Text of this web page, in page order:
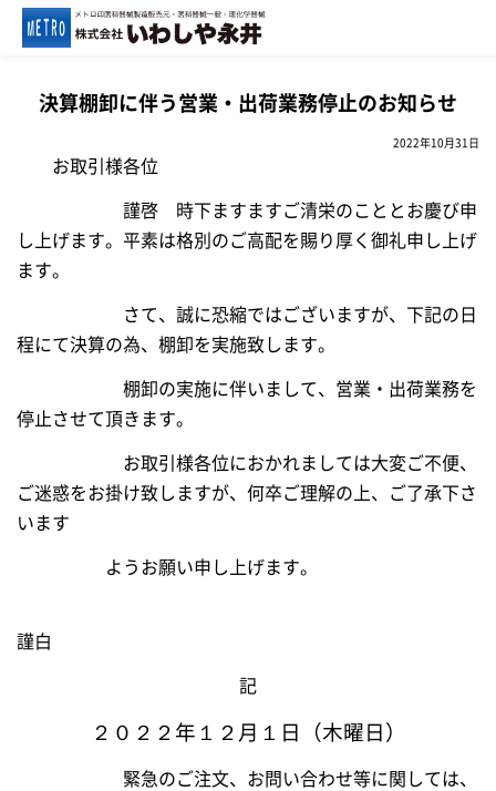
HOME > 決算棚卸に伴う営業・出荷業務停止のお知らせ
決算棚卸に伴う営業・出荷業務停止のお知らせ
2022年10月31日
お取引様各位
謹啓 時下ますますご清栄のこととお慶び申
し上げます。平素は格別のご高配を賜り厚く御礼申し上げ
ます。
さて、誠に恐縮ではございますが、下記の日
程にて決算の為、棚卸を実施致します。
棚卸の実施に伴いまして、営業・出荷業務を
停止させて頂きます。
お取引様各位におかれましては大変ご不便、
ご迷惑をお掛け致しますが、何卒ご理解の上、ご了承下さ
います
ようお願い申し上げます。
謹白
記
２０２２年１２月１日（木曜日）
緊急のご注文、お問い合わせ等に関しては、